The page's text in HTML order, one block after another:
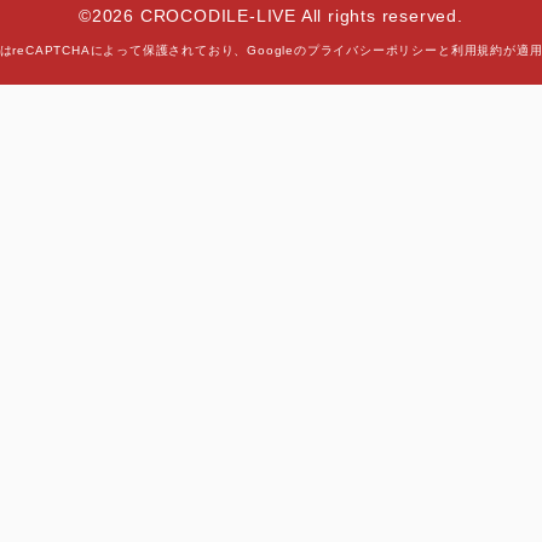
©2026 CROCODILE-LIVE All rights reserved.
reCAPTCHAによって保護されており、Googleのプライバシーポリシー と 利用規約が適